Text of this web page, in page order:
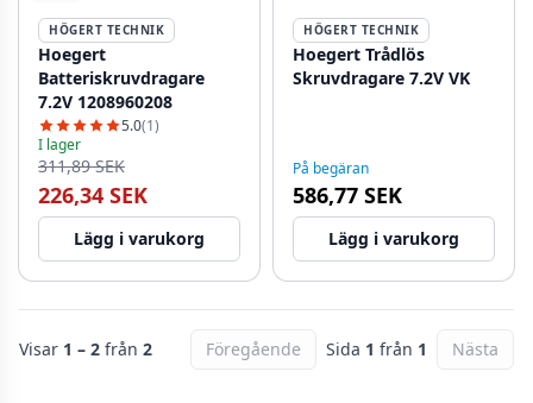
HÖGERT TECHNIK
Hoegert
Batteriskruvdragare
7.2V 1208960208
5.0(1)
I lager
311,89 SEK
226,34 SEK
Lägg i varukorg
HÖGERT TECHNIK
Hoegert Trådlös
Skruvdragare 7.2V VK
På begäran
586,77 SEK
Lägg i varukorg
Visar 1 – 2 från 2 Föregående Sida 1 från 1 Nästa